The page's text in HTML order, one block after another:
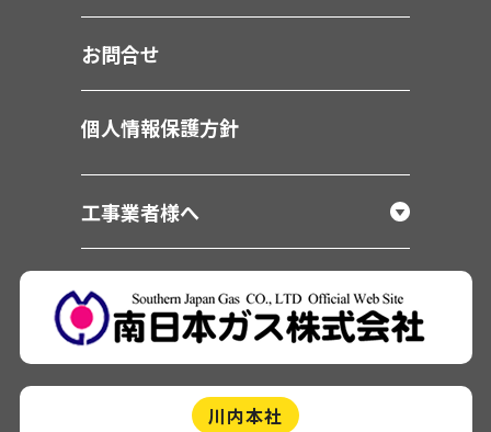
お問合せ
個人情報保護方針
工事業者様へ
川内本社